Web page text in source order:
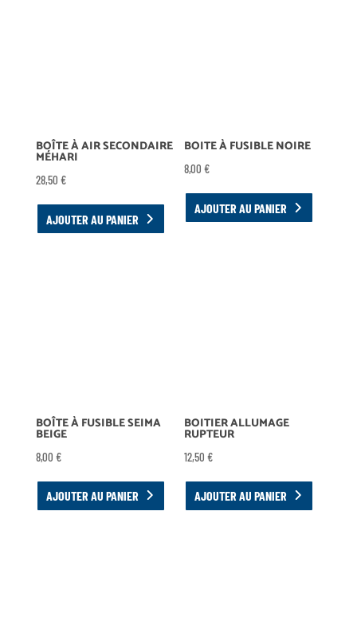
BOÎTE À AIR SECONDAIRE
MÉHARI
28,50 €
AJOUTER AU PANIER
BOITE À FUSIBLE NOIRE
8,00€
AJOUTER AU PANIER
BOÎTE À FUSIBLE SEIMA
BEIGE
8,00 €
AJOUTER AU PANIER
BOITIER ALLUMAGE
RUPTEUR
12,50€
AJOUTER AU PANIER